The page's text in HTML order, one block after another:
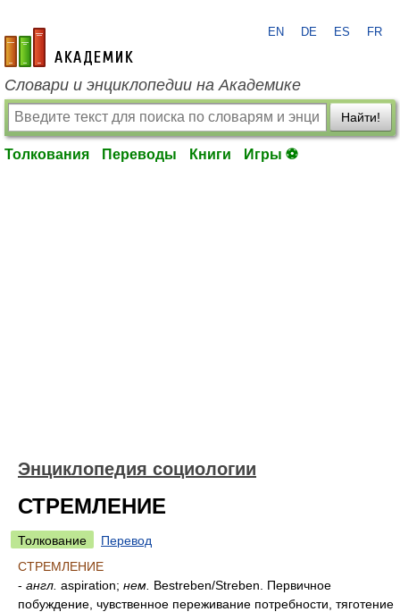
academic.ru
EN DE ES FR
Словари и энциклопедии на Академике
Найти!
Толкования Переводы Книги Игры ⚽
Энциклопедия социологии
СТРЕМЛЕНИЕ
Толкование
Перевод
СТРЕМЛЕНИЕ
- англ. aspiration; нем. Bestreben/Streben. Первичное
побуждение, чувственное переживание потребности, тяготение